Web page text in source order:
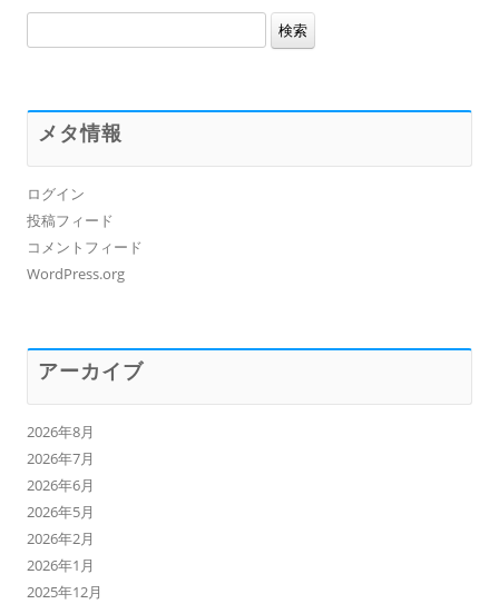
索:
メタ情報
ログイン
投稿フィード
コメントフィード
WordPress.org
アーカイブ
2026年8月
2026年7月
2026年6月
2026年5月
2026年2月
2026年1月
2025年12月